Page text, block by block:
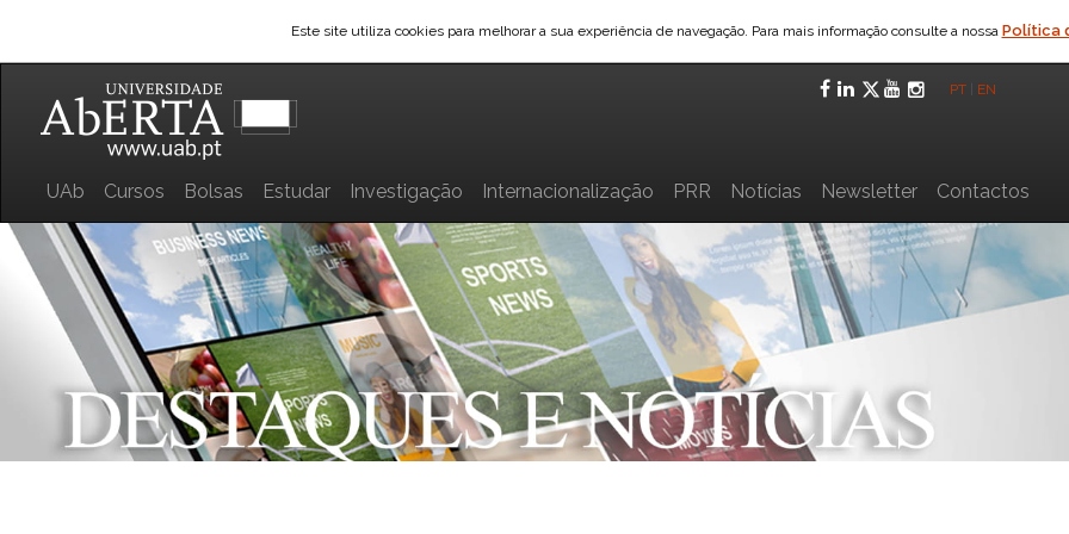
Este site utiliza cookies para melhorar a sua experiência de navegação. Para mais informação consulte a nossa Política
Facebook
LinkedIn
Twitter
YouTube
PT EN
UAb Cursos Bolsas Estudar Investigação Internacionalização PRR Notícias Newsletter Contactos